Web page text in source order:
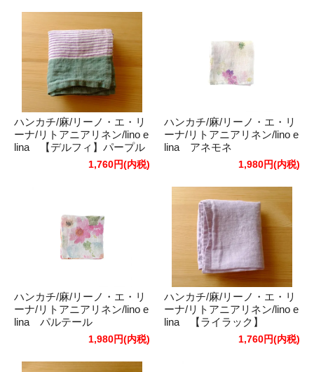
ハンカチ/麻/リーノ・エ・リ
ーナ/リトアニアリネン/lino e
lina 【デルフィ】パープル
1,760円(内税)
ハンカチ/麻/リーノ・エ・リ
ーナ/リトアニアリネン/lino e
lina アネモネ
1,980円(内税)
ハンカチ/麻/リーノ・エ・リ
ーナ/リトアニアリネン/lino e
lina パルテール
1,980円(内税)
ハンカチ/麻/リーノ・エ・リ
ーナ/リトアニアリネン/lino e
lina 【ライラック】
1,760円(内税)